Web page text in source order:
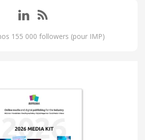
155 000 followers (pour IMP)